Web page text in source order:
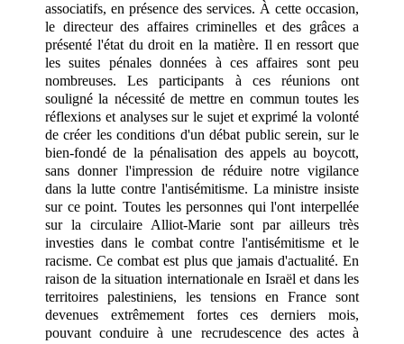
associatifs, en présence des services. À cette occasion,
le directeur des affaires criminelles et des grâces a
présenté l'état du droit en la matière. Il en ressort que
les suites pénales données à ces affaires sont peu
nombreuses. Les participants à ces réunions ont
souligné la nécessité de mettre en commun toutes les
réflexions et analyses sur le sujet et exprimé la volonté
de créer les conditions d'un débat public serein, sur le
bien-fondé de la pénalisation des appels au boycott,
sans donner l'impression de réduire notre vigilance
dans la lutte contre l'antisémitisme. La ministre insiste
sur ce point. Toutes les personnes qui l'ont interpellée
sur la circulaire Alliot-Marie sont par ailleurs très
investies dans le combat contre l'antisémitisme et le
racisme. Ce combat est plus que jamais d'actualité. En
raison de la situation internationale en Israël et dans les
territoires palestiniens, les tensions en France sont
devenues extrêmement fortes ces derniers mois,
pouvant conduire à une recrudescence des actes à